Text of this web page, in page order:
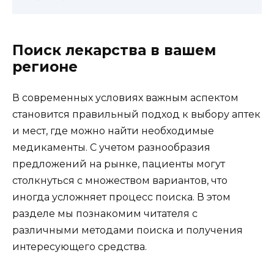
Поиск лекарства в вашем
регионе
В современных условиях важным аспектом
становится правильный подход к выбору аптек
и мест, где можно найти необходимые
медикаменты. С учетом разнообразия
предложений на рынке, пациенты могут
столкнуться с множеством вариантов, что
иногда усложняет процесс поиска. В этом
разделе мы познакомим читателя с
различными методами поиска и получения
интересующего средства.